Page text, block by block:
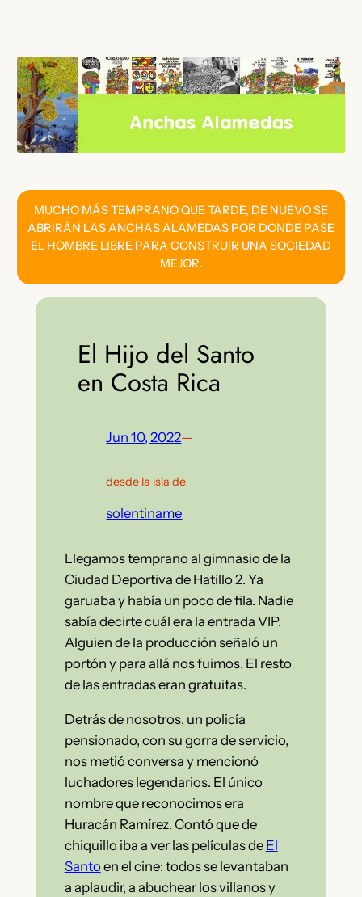
contenido
MUCHO MÁS TEMPRANO QUE TARDE, DE NUEVO SE
ABRIRÁN LAS ANCHAS ALAMEDAS POR DONDE PASE
EL HOMBRE LIBRE PARA CONSTRUIR UNA SOCIEDAD
MEJOR.
El Hijo del Santo
en Costa Rica
Jun 10, 2022—
desde la isla de
solentiname
Llegamos temprano al gimnasio de la
Ciudad Deportiva de Hatillo 2. Ya
garuaba y había un poco de fila. Nadie
sabía decirte cuál era la entrada VIP.
Alguien de la producción señaló un
portón y para allá nos fuimos. El resto
de las entradas eran gratuitas.
Detrás de nosotros, un policía
pensionado, con su gorra de servicio,
nos metió conversa y mencionó
luchadores legendarios. El único
nombre que reconocimos era
Huracán Ramírez. Contó que de
chiquillo iba a ver las películas de El
Santo en el cine: todos se levantaban
a aplaudir, a abuchear los villanos y